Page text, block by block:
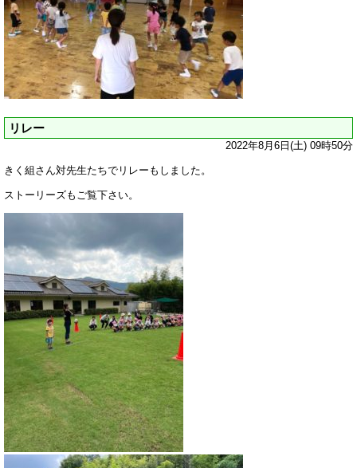
リレー
2022年8月6日(土) 09時50分
きく組さん対先生たちでリレーもしました。
ストーリーズもご覧下さい。